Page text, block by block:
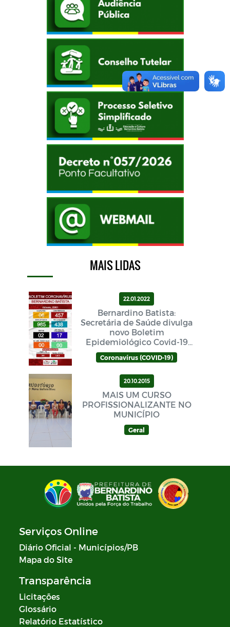
MAIS LIDAS
22.01.2022
Bernardino Batista:
Secretária de Saúde divulga
novo Boletim
Epidemiológico Covid-19
neste sábado (22/01)
Coronavírus (COVID-19)
20.10.2015
MAIS UM CURSO
PROFISSIONALIZANTE NO
MUNICÍPIO
Geral
Serviços Online
Diário Oficial - Municípios/PB
Mapa do Site
Transparência
Licitações
Glossário
Relatório Estatístico